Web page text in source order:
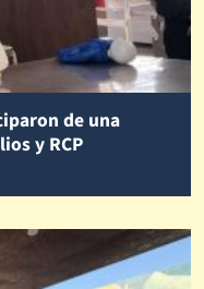
de una
y RCP